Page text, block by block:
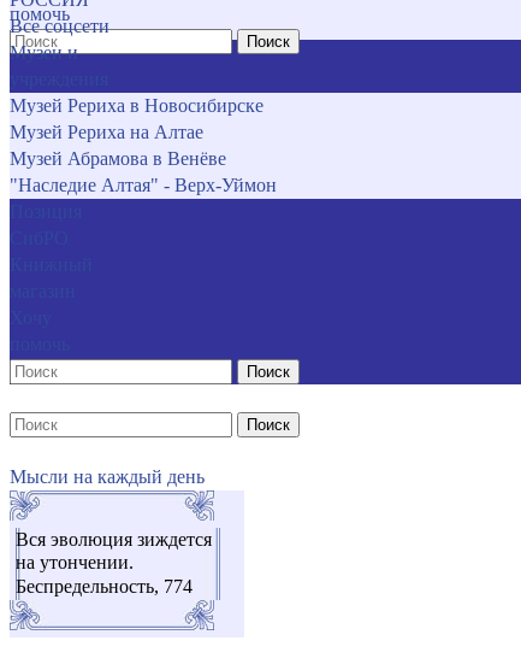
помочь
Поиск
Все соцсети
Музеи и
Музей Рериха в Новосибирске
Музей Рериха на Алтае
Музей Абрамова в Венёве
"Наследие Алтая" - Верх-Уймон
Поиск
Поиск
Мысли на каждый день
Вся эволюция зиждется
на утончении.
Беспредельность, 774